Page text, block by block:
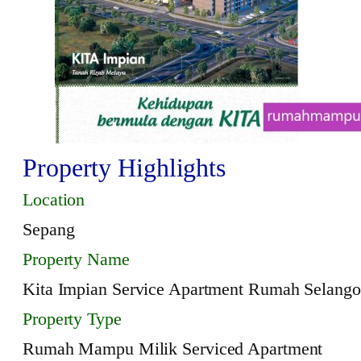
Property Highlights
Location
Sepang
Property Name
Kita Impian Service Apartment Rumah
Property Type
Rumah Mampu Milik Serviced Apartment